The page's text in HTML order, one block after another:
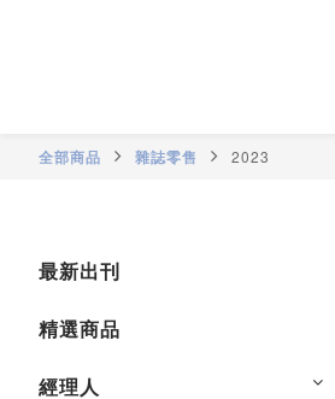
全部商品 雜誌零售 2023
最新出刊
精選商品
經理人